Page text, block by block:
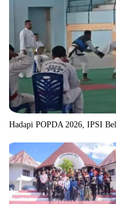
Hadapi POPDA 2026, IPSI